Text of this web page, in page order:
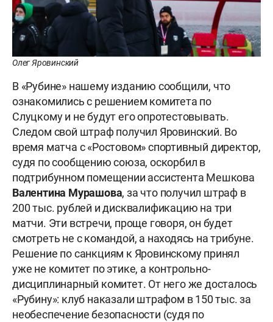
Олег Яровинский
В «Рубине» нашему изданию сообщили, что
ознакомились с решением комитета по
Слуцкому и не будут его опротестовывать.
Следом свой штраф получил Яровинский. Во
время матча с «Ростовом» спортивный директор,
судя по сообщению союза, оскорбил в
подтрибунном помещении ассистента Мешкова
Валентина Мурашова, за что получил штраф в
200 тыс. рублей и дисквалификацию на три
матчи. Эти встречи, проще говоря, он будет
смотреть не с командой, а находясь на трибуне.
Решение по санкциям к Яровинскому принял
уже не комитет по этике, а контрольно-
дисциплинарный комитет. От него же досталось
«Рубину»: клуб наказали штрафом в 150 тыс. за
необеспечение безопасности (судя по